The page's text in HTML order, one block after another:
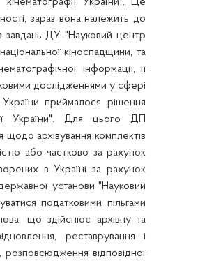
зараз вона належить до
завдань ДУ "Науковий центр
кіноспадщини, та
інформації, її
дослідженнями у сфері
приймалося рішення
України". Для цього ДП
архівування комплектів
або частково за рахунок
в Україні за рахунок
установи "Науковий
податковими пільгами
, що здійснює архівну та
реставрування і
розповсюдження відповідної